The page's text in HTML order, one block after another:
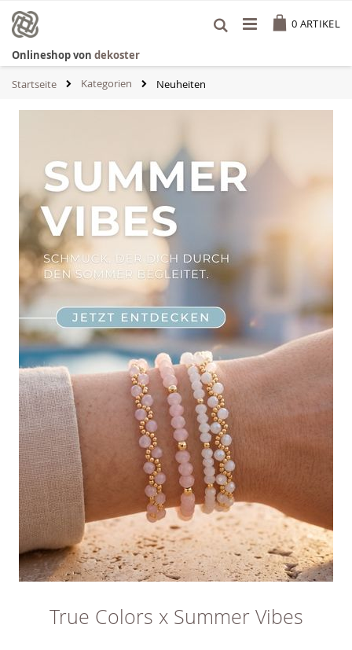
Inhalt
springen
0 ARTIKEL
Onlineshop von dekoster
Startseite Kategorien Neuheiten
True Colors x Summer Vibes